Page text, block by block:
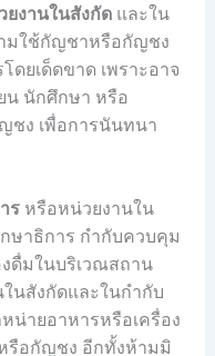
งานในสังกัด และใน
มใช้กัญชาหรือกัญชง
ดยเด็ดขาด เพราะอาจ
น นักศึกษา หรือ
ชง เพื่อการนันทนา
ร หรือหน่วยงานใน
ษาธิการ กำกับควบคุม
ดื่มในบริเวณสถาน
นสังกัดและในกำกับ
น่ายอาหารหรือเครื่อง
รือกัญชง อีกทั้งห้ามมิ